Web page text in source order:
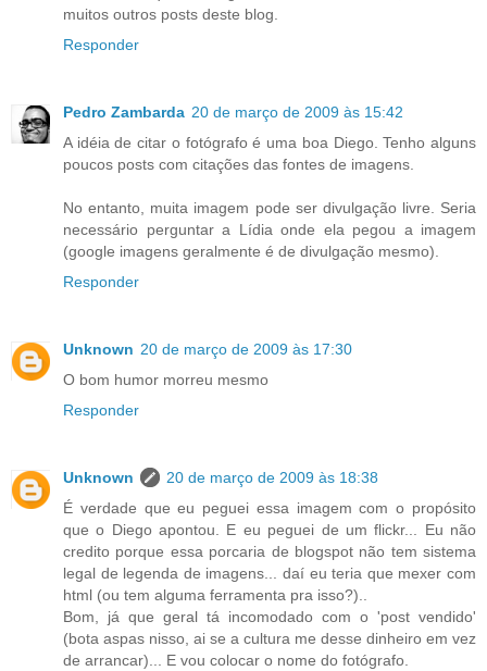
muitos outros posts deste blog.
Responder
Pedro Zambarda 20 de março de 2009 às 15:42
A idéia de citar o fotógrafo é uma boa Diego. Tenho alguns
poucos posts com citações das fontes de imagens.
No entanto, muita imagem pode ser divulgação livre. Seria
necessário perguntar a Lídia onde ela pegou a imagem
(google imagens geralmente é de divulgação mesmo).
Responder
Unknown 20 de março de 2009 às 17:30
O bom humor morreu mesmo
Responder
Unknown
20 de março de 2009 às 18:38
É verdade que eu peguei essa imagem com o propósito
que o Diego apontou. E eu peguei de um flickr... Eu não
credito porque essa porcaria de blogspot não tem sistema
legal de legenda de imagens... daí eu teria que mexer com
html (ou tem alguma ferramenta pra isso?)..
Bom, já que geral tá incomodado com o 'post vendido'
(bota aspas nisso, ai se a cultura me desse dinheiro em vez
de arrancar)... E vou colocar o nome do fotógrafo.